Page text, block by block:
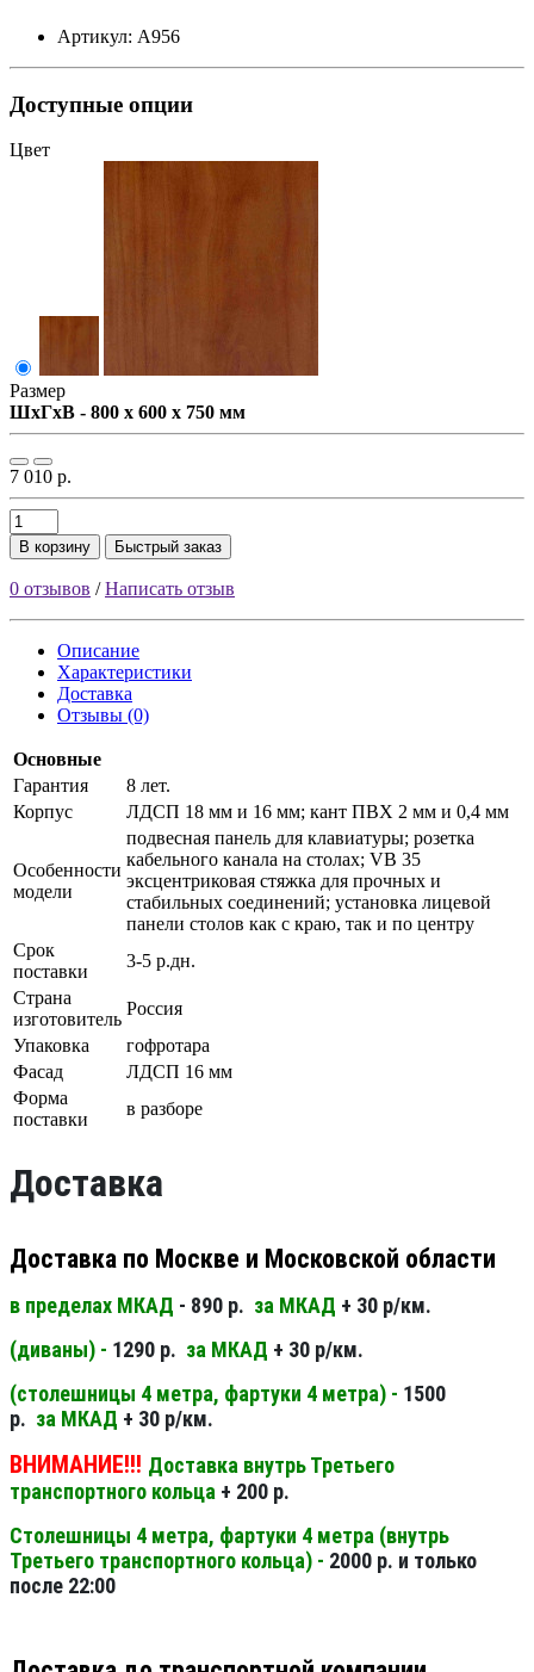
Артикул: А956
Доступные опции
Цвет
Размер
ШxГxВ - 800 x 600 x 750 мм
7 010 р.
В корзину Быстрый заказ
0 отзывов /Написать отзыв
Описание
Характеристики
Доставка
Отзывы (0)
Основные
Гарантия
8 лет.
Корпус
ЛДСП 18 мм и 16 мм; кант ПВХ 2 мм и 0,4 мм
Особенности
модели
подвесная панель для клавиатуры; розетка
кабельного канала на столах; VB 35
эксцентриковая стяжка для прочных и
стабильных соединений; установка лицевой
панели столов как с краю, так и по центру
Срок
поставки
3-5 р.дн.
Страна
изготовитель
Россия
Упаковка
гофротара
Фасад
ЛДСП 16 мм
Форма
поставки
в разборе
Доставка
Доставка по Москве и Московской области
в пределах МКАД - 890 р. за МКАД + 30 р/км.
(диваны) - 1290 р. за МКАД + 30 р/км.
(столешницы 4 метра, фартуки 4 метра) - 1500
р. за МКАД + 30 р/км.
ВНИМАНИЕ!!! Доставка внутрь Третьего
транспортного кольца + 200 р.
Столешницы 4 метра, фартуки 4 метра (внутрь
Третьего транспортного кольца) - 2000 р. и только
после 22:00